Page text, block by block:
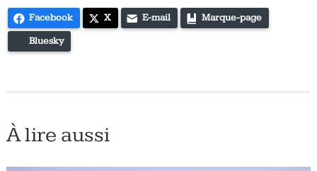
Facebook X E-mail Marque-page
Bluesky
À lire aussi